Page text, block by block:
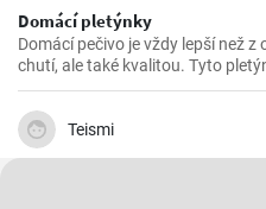
Domácí pletýnky
Domácí pečivo je vždy lepší než
chutí, ale také kvalitou. Tyto
střídku a křupavou kůrku. Ať už
pečivo chutná vždy a všude😉
Teismi